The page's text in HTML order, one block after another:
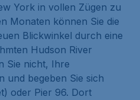
York in vollen Zügen zu
Monaten können Sie die
Blickwinkel durch eine
Hudson River
Sie nicht, Ihre
und begeben Sie sich
oder Pier 96. Dort